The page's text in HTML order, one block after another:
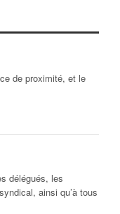
de proximité, et le
délégués, les
ainsi qu’à tous